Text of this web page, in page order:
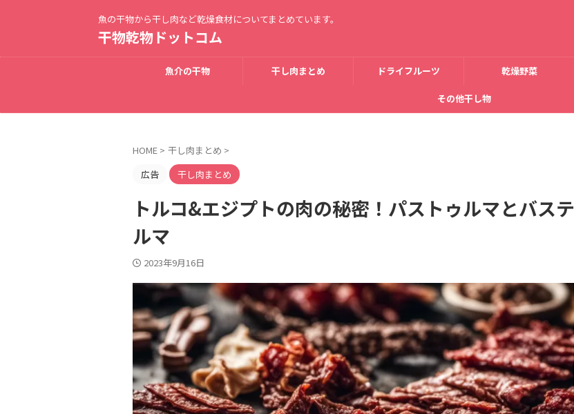
魚の干物から干し肉など乾燥食材についてまとめています。
干物乾物ドットコム
魚介の干物 干し肉まとめ ドライフルーツ 乾燥野菜
その他干し物
HOME > 干し肉まとめ >
広告
干し肉まとめ
トルコ&エジプトの肉の秘密！パストゥルマとバステ
ルマ
2023年9月16日